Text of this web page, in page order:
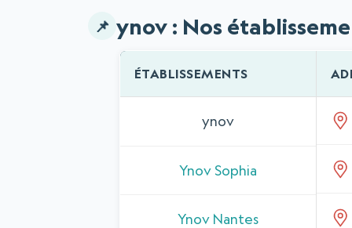
ynov : Nos
ÉTABLISSEMENTS
ynov
Ynov Sophia
Ynov Nantes